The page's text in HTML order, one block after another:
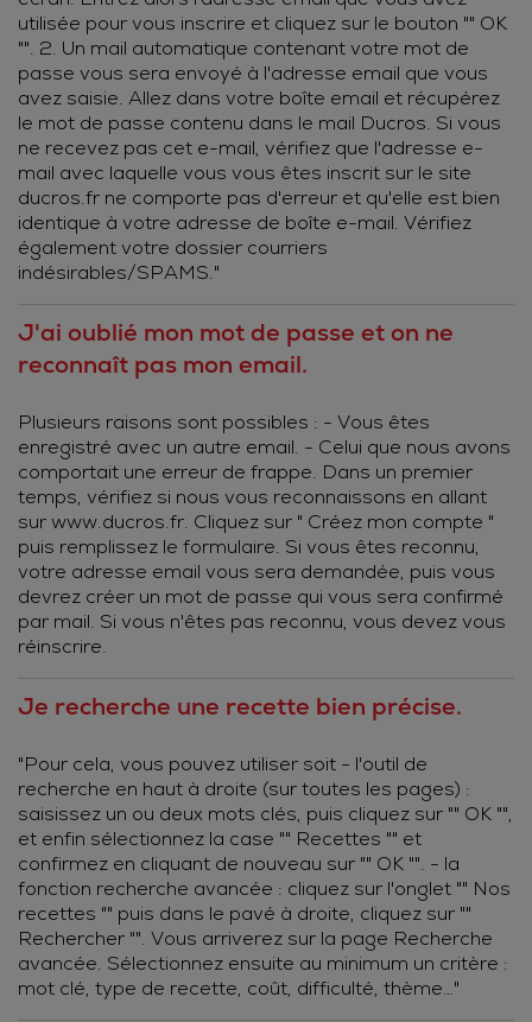
utilisée pour vous inscrire et cliquez sur le bouton "" OK
"". 2. Un mail automatique contenant votre mot de
passe vous sera envoyé à l'adresse email que vous
avez saisie. Allez dans votre boîte email et récupérez
le mot de passe contenu dans le mail Ducros. Si vous
ne recevez pas cet e-mail, vérifiez que l'adresse e-
mail avec laquelle vous vous êtes inscrit sur le site
ducros.fr ne comporte pas d'erreur et qu'elle est bien
identique à votre adresse de boîte e-mail. Vérifiez
également votre dossier courriers
indésirables/SPAMS."
J'ai oublié mon mot de passe et on ne
reconnaît pas mon email.
Plusieurs raisons sont possibles : - Vous êtes
enregistré avec un autre email. - Celui que nous avons
comportait une erreur de frappe. Dans un premier
temps, vérifiez si nous vous reconnaissons en allant
sur www.ducros.fr. Cliquez sur " Créez mon compte "
puis remplissez le formulaire. Si vous êtes reconnu,
votre adresse email vous sera demandée, puis vous
devrez créer un mot de passe qui vous sera confirmé
par mail. Si vous n'êtes pas reconnu, vous devez vous
réinscrire.
Je recherche une recette bien précise.
"Pour cela, vous pouvez utiliser soit - l'outil de
recherche en haut à droite (sur toutes les pages) :
saisissez un ou deux mots clés, puis cliquez sur "" OK "",
et enfin sélectionnez la case "" Recettes "" et
confirmez en cliquant de nouveau sur "" OK "". - la
fonction recherche avancée : cliquez sur l'onglet "" Nos
recettes "" puis dans le pavé à droite, cliquez sur ""
Rechercher "". Vous arriverez sur la page Recherche
avancée. Sélectionnez ensuite au minimum un critère :
mot clé, type de recette, coût, difficulté, thème…"